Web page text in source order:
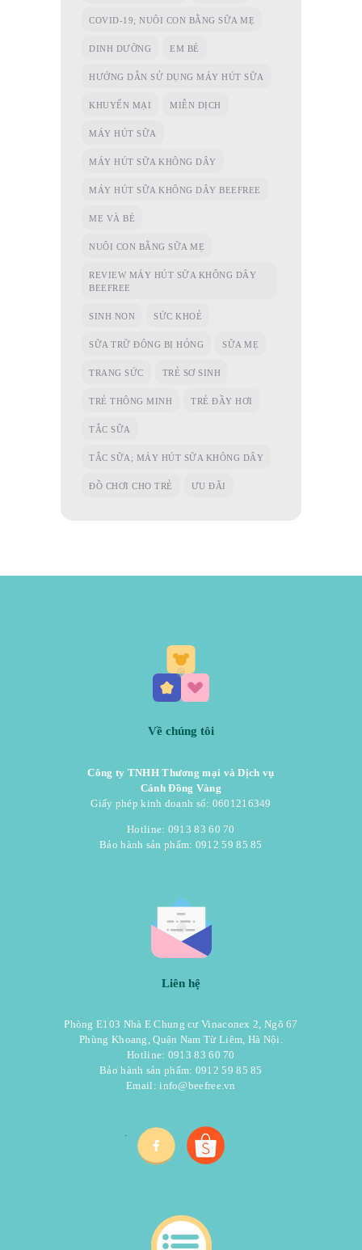
COVID-19; NUÔI CON BẰNG SỮA MẸ
DINH DƯỠNG EM BÉ
HƯỚNG DẪN SỬ DỤNG MÁY HÚT SỮA
KHUYẾN MẠI MIỄN DỊCH
MÁY HÚT SỮA
MÁY HÚT SỮA KHÔNG DÂY
MÁY HÚT SỮA KHÔNG DÂY BEEFREE
MẸ VÀ BÉ
NUÔI CON BẰNG SỮA MẸ
REVIEW MÁY HÚT SỮA KHÔNG DÂY
BEEFREE
SINH NON SỨC KHOẺ
SỮA TRỮ ĐÔNG BỊ HỎNG SỮA MẸ
TRANG SỨC TRẺ SƠ SINH
TRẺ THÔNG MINH TRẺ ĐẦY HƠI
TẮC SỮA
TẮC SỮA; MÁY HÚT SỮA KHÔNG DÂY
ĐỒ CHƠI CHO TRẺ ƯU ĐÃI
Về chúng tôi
Công ty TNHH Thương mại và Dịch vụ
Cánh Đồng Vàng
Giấy phép kinh doanh số: 0601216349
Hotline: 0913 83 60 70
Bảo hành sản phẩm: 0912 59 85 85
Liên hệ
Phòng E103 Nhà E Chung cư Vinaconex 2, Ngõ 67
Phùng Khoang, Quận Nam Từ Liêm, Hà Nội.
Hotline: 0913 83 60 70
Bảo hành sản phẩm: 0912 59 85 85
Email:info@beefree.vn
.